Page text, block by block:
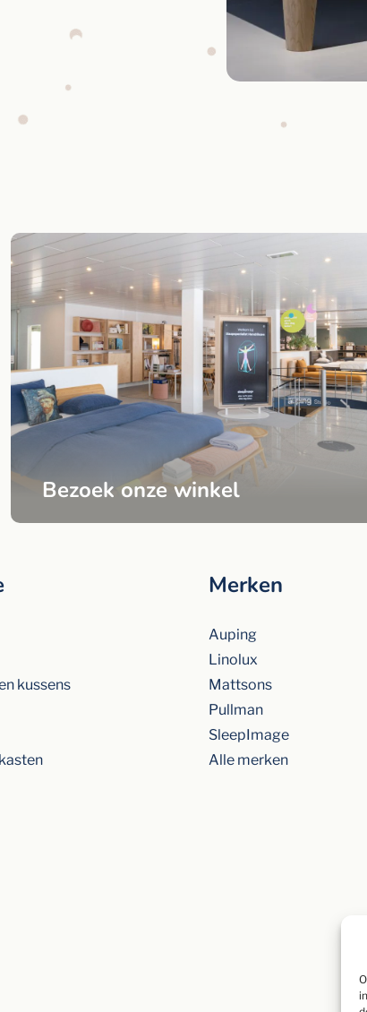
Bezoek onze winkel
kussens
Merken
Auping
Linolux
Mattsons
Pullman
SleepImage
Alle merken